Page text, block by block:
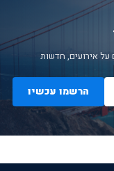
על אירועים, חדשות
הרשמו עכשיו